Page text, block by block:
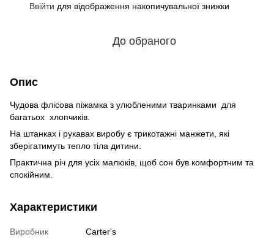
Ввійти для відображення накопичувальної знижки
До обраного
Опис
Чудова флісова піжамка з улюбленими тваринками для
багатьох хлопчиків.
На штанках і рукавах виробу є трикотажні манжети, які
зберігатимуть тепло тіла дитини.
Практична річ для усіх малюків, щоб сон був комфортним та
спокійним.
Характеристики
Виробник
Carter's